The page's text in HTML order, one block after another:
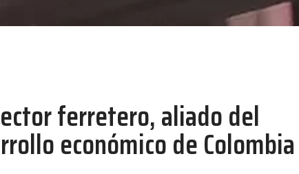
ferretero, aliado del
económico de Colombia